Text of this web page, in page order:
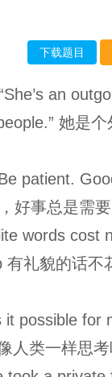
下载题目
an
她是个
patient.
好事总是需
words cost
礼貌的话不
it possible for
人类一样思